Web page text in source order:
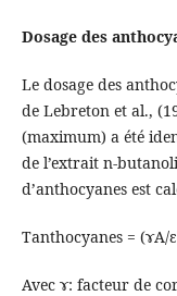
Dosage des
Le dosage des
de Lebreton et al.,
(maximum) a été
de l’extrait n-
d’anthocyanes est
Tanthocyanes = (ɤA/
Avec ɤ: facteur de